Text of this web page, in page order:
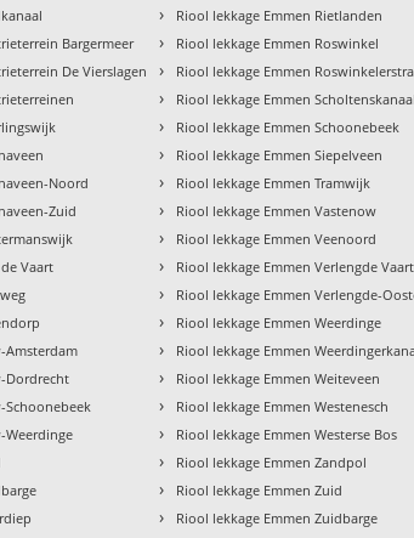
Bargermeer
De Vierslagen
Noord
Zuid
Vaart
Amsterdam
Dordrecht
Schoonebeek
Weerdinge
› Riool lekkage Emmen Rietlanden
› Riool lekkage Emmen Roswinkel
› Riool lekkage Emmen
› Riool lekkage Emmen Scholtenskanaal
› Riool lekkage Emmen Schoonebeek
› Riool lekkage Emmen Siepelveen
› Riool lekkage Emmen Tramwijk
› Riool lekkage Emmen Vastenow
› Riool lekkage Emmen Veenoord
› Riool lekkage Emmen Verlengde Vaart
› Riool lekkage Emmen Verlengde-
› Riool lekkage Emmen Weerdinge
› Riool lekkage Emmen
› Riool lekkage Emmen Weiteveen
› Riool lekkage Emmen Westenesch
› Riool lekkage Emmen Westerse Bos
› Riool lekkage Emmen Zandpol
› Riool lekkage Emmen Zuid
› Riool lekkage Emmen Zuidbarge